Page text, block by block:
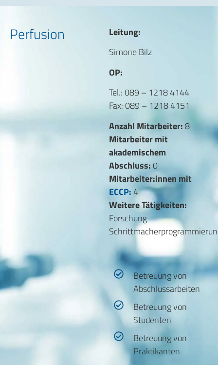
Perfusion
Leitung:
Simone Bilz
OP:
Tel.: 089 – 1218 4144
Fax: 089 – 1218 4151
Anzahl Mitarbeiter:8
Mitarbeiter mit
akademischem
Abschluss:0
Mitarbeiter:innen mit
ECCP:4
Weitere Tätigkeiten:
Forschung
Betreuung von
Abschlussarbeiten
Betreuung von
Studenten
Betreuung von
Praktikanten